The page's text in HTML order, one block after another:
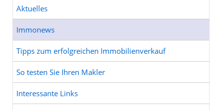
Aktuelles
Immonews
Tipps zum erfolgreichen Immobilienverkauf
So testen Sie Ihren Makler
Interessante Links